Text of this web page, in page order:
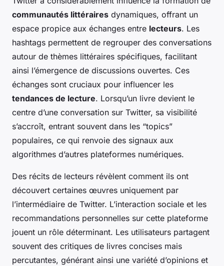
communautés littéraires dynamiques, offrant un
espace propice aux échanges entre lecteurs. Les
hashtags permettent de regrouper des conversations
autour de thèmes littéraires spécifiques, facilitant
ainsi l’émergence de discussions ouvertes. Ces
échanges sont cruciaux pour influencer les
tendances de lecture. Lorsqu’un livre devient le
centre d’une conversation sur Twitter, sa visibilité
s’accroît, entrant souvent dans les “topics”
populaires, ce qui renvoie des signaux aux
algorithmes d’autres plateformes numériques.
Des récits de lecteurs révèlent comment ils ont
découvert certaines œuvres uniquement par
l’intermédiaire de Twitter. L’interaction sociale et les
recommandations personnelles sur cette plateforme
jouent un rôle déterminant. Les utilisateurs partagent
souvent des critiques de livres concises mais
percutantes, générant ainsi une variété d’opinions et